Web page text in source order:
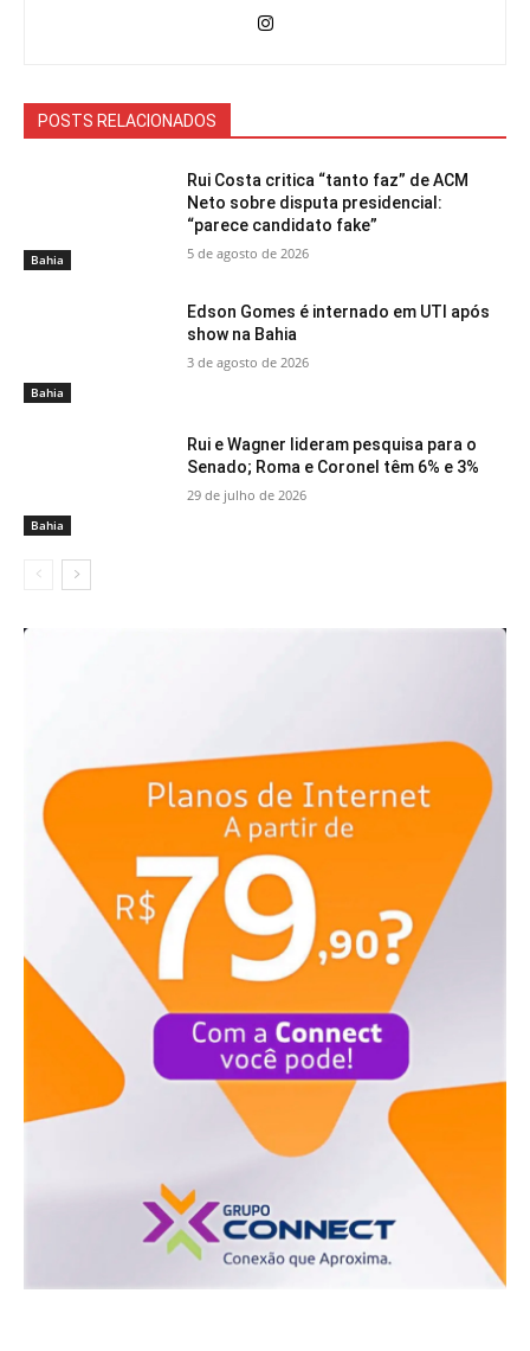
POSTS RELACIONADOS
Bahia
Rui Costa critica “tanto faz” de ACM
Neto sobre disputa presidencial:
“parece candidato fake”
5 de agosto de 2026
Bahia
Edson Gomes é internado em UTI após
show na Bahia
3 de agosto de 2026
Bahia
Rui e Wagner lideram pesquisa para o
Senado; Roma e Coronel têm 6% e 3%
29 de julho de 2026